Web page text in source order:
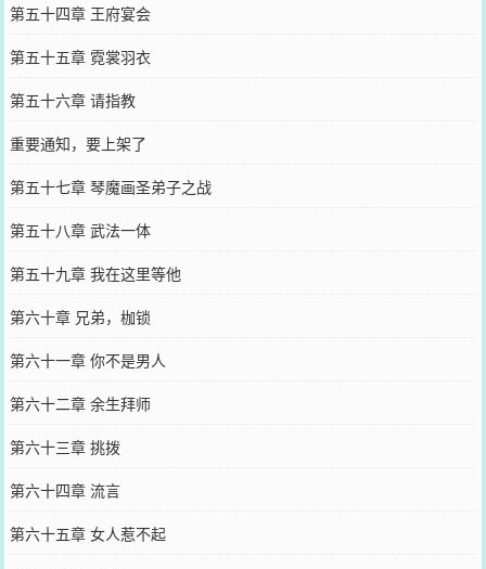
第五十四章 王府宴会
第五十五章 霓裳羽衣
第五十六章 请指教
重要通知，要上架了
第五十七章 琴魔画圣弟子之战
第五十八章 武法一体
第五十九章 我在这里等他
第六十章 兄弟，枷锁
第六十一章 你不是男人
第六十二章 余生拜师
第六十三章 挑拨
第六十四章 流言
第六十五章 女人惹不起